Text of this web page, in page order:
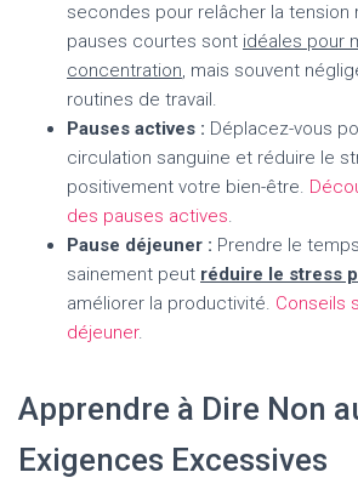
secondes pour relâcher la tension
pauses courtes sont idéales pour
concentration, mais souvent
routines de travail.
Pauses actives : Déplacez-vous
circulation sanguine et réduire le
positivement votre bien-être.
des pauses actives.
Pause déjeuner : Prendre le
sainement peut réduire le stress
améliorer la productivité. Conseils
déjeuner.
Apprendre à Dire Non
Exigences Excessives